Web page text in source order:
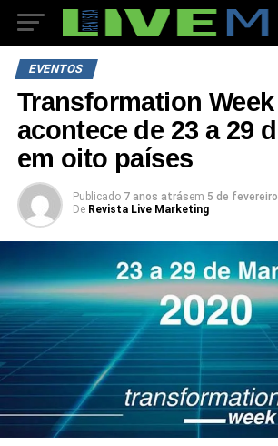
EVENTOS
Transformation Week
acontece de 23 a 29
em oito países
Publicado 7 anos atrásem 5 de
De Revista Live Marketing